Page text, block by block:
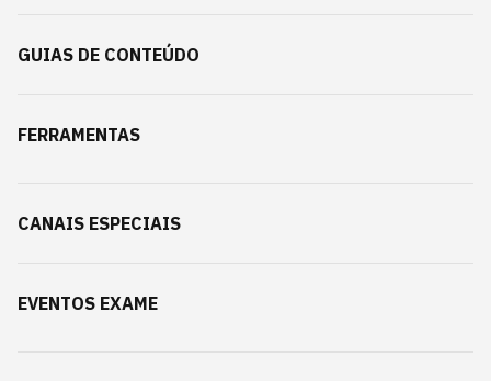
GUIAS DE CONTEÚDO
FERRAMENTAS
CANAIS ESPECIAIS
EVENTOS EXAME